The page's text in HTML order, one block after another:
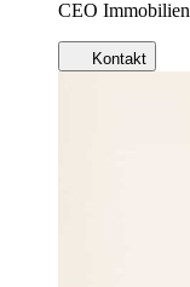
CEO Immobilien
Kontakt